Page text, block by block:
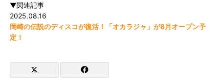
▼関連記事
2025.08.16
岡崎の伝説のディスコが復活！「オカラジャ」が8月オープン予
定！